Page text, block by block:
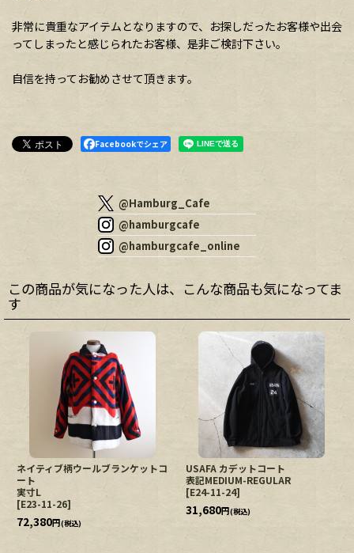
非常に貴重なアイテムとなりますので、お探しだったお客様や出会
ってしまったと感じられたお客様、是非ご検討下さい。
自信を持ってお勧めさせて頂きます。
Facebookでシェア
@Hamburg_Cafe
@hamburgcafe
@hamburgcafe_online
この商品が気になった人は、こんな商品も気になってま
す
ネイティブ柄ウールブランケットコ
ート
実寸L
[E23-11-26]
72,380円(税込)
USAFA カデットコート
表記MEDIUM-REGULAR
[E24-11-24]
31,680円(税込)